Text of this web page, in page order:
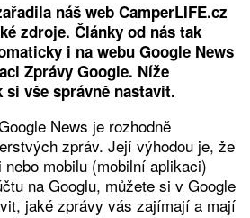
náš web CamperLIFE.cz
zdroje. Články od nás tak
i na webu Google News
Zprávy Google. Níže
si vše správně nastavit.
News je rozhodně
zpráv. Její výhodou je, že
mobilu (mobilní aplikaci)
na Googlu, můžete si v Google
jaké zprávy vás zajímají a mají